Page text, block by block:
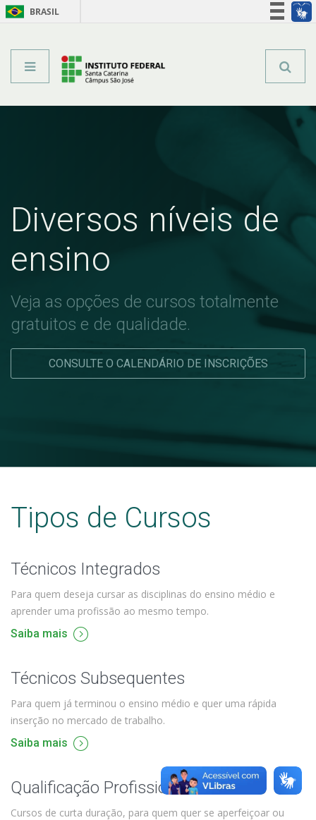
BRASIL
Diversos níveis de
ensino
Veja as opções de cursos totalmente
gratuitos e de qualidade.
CONSULTE O CALENDÁRIO DE INSCRIÇÕES
Tipos de Cursos
Técnicos Integrados
Para quem deseja cursar as disciplinas do ensino médio e
aprender uma profissão ao mesmo tempo.
Saiba mais
Técnicos Subsequentes
Para quem já terminou o ensino médio e quer uma rápida
inserção no mercado de trabalho.
Saiba mais
Qualificação Profissional e Idiomas
Cursos de curta duração, para quem quer se aperfeiçoar ou